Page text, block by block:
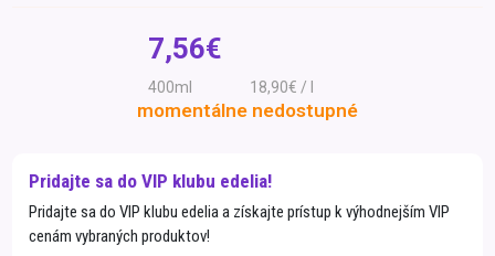
Darčekové
Recepty
Domácnosť a kancelária
Domáci miláčikovia
7,56€
400ml 18,90€ / l
momentálne nedostupné
Pridajte sa do VIP klubu edelia!
Pridajte sa do VIP klubu edelia a získajte prístup k výhodnejším VIP
cenám vybraných produktov!